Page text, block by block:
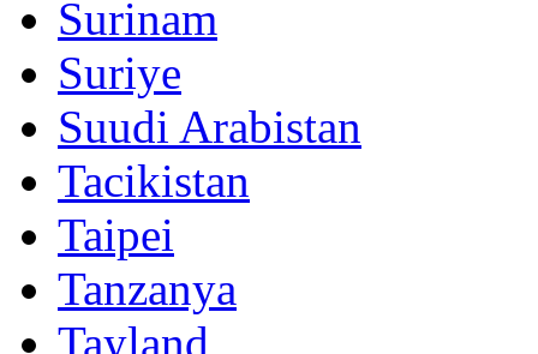
Surinam
Suriye
Suudi Arabistan
Tacikistan
Taipei
Tanzanya
Tayland